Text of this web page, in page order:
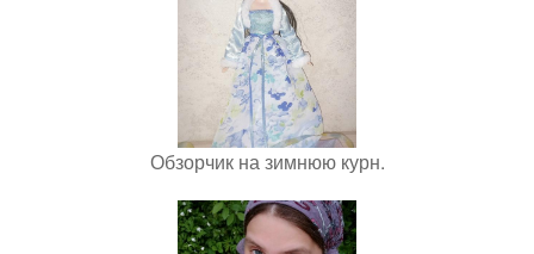
Обзорчик на зимнюю курн.